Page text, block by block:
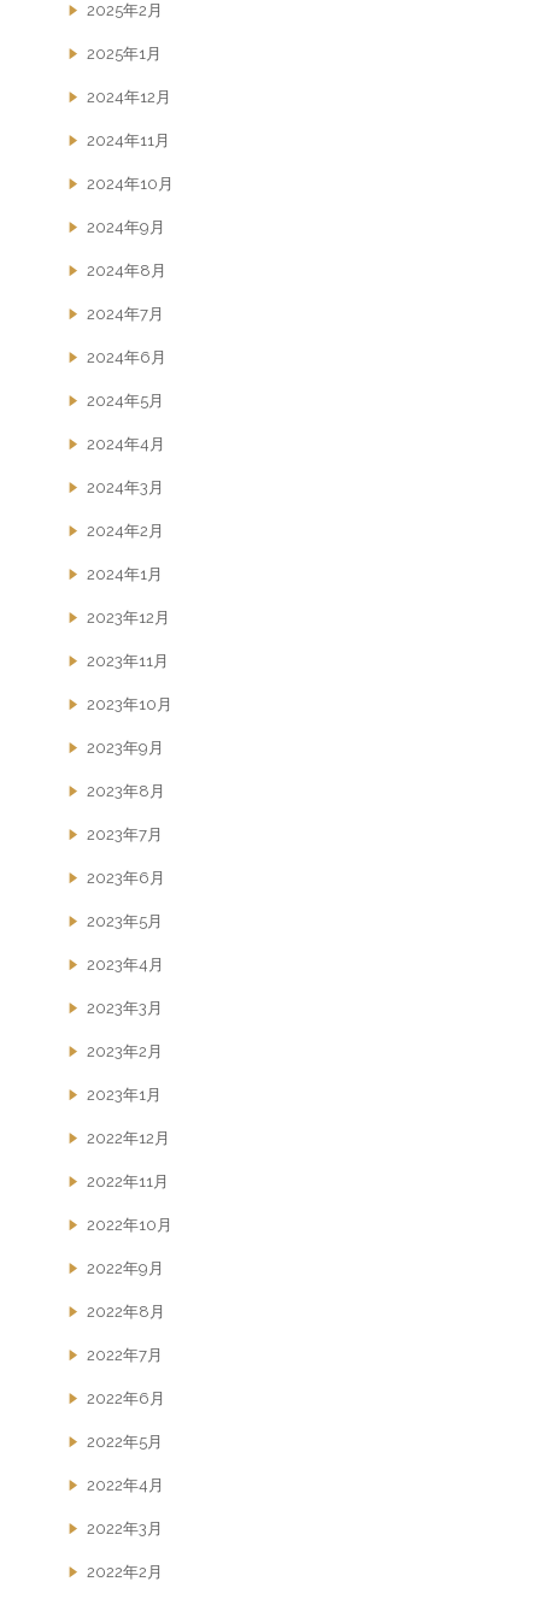
2025年2月
2025年1月
2024年12月
2024年11月
2024年10月
2024年9月
2024年8月
2024年7月
2024年6月
2024年5月
2024年4月
2024年3月
2024年2月
2024年1月
2023年12月
2023年11月
2023年10月
2023年9月
2023年8月
2023年7月
2023年6月
2023年5月
2023年4月
2023年3月
2023年2月
2023年1月
2022年12月
2022年11月
2022年10月
2022年9月
2022年8月
2022年7月
2022年6月
2022年5月
2022年4月
2022年3月
2022年2月